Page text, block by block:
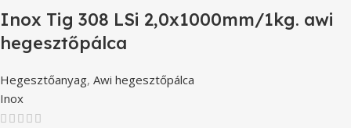
Inox Tig 308 LSi 2,0x1000mm/1kg. awi
hegesztőpálca
Hegesztőanyag, Awi hegesztőpálca
Inox